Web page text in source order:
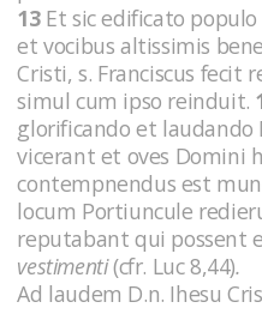
13 Et sic edificato
et vocibus altissimis
Cristi, s. Franciscus fecit
simul cum ipso reinduit.
glorificando et laudando
vicerant et oves Domini
contempnendus est
locum Portiuncule
reputabant qui possent
vestimenti(cfr. Luc 8,44).
Ad laudem D.n. Ihesu